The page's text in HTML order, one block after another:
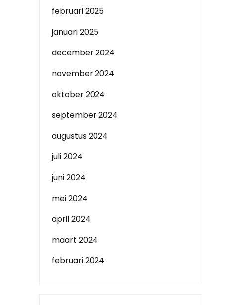
februari 2025
januari 2025
december 2024
november 2024
oktober 2024
september 2024
augustus 2024
juli 2024
juni 2024
mei 2024
april 2024
maart 2024
februari 2024